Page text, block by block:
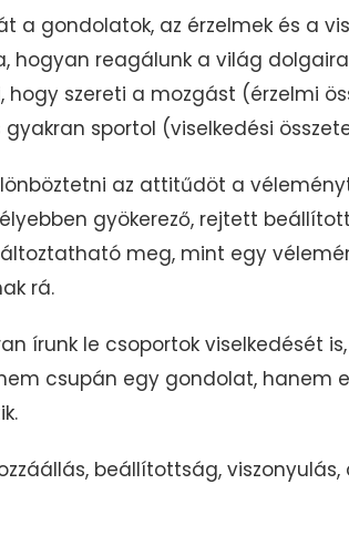
a gondolatok, az érzelmek és a
hogyan reagálunk a világ
hogy szereti a mozgást (érzelmi
gyakran sportol (viselkedési
az attitűdöt a
gyökerező, rejtett
meg, mint egy
rá.
írunk le csoportok viselkedését
csupán egy gondolat, hanem
beállítottság,